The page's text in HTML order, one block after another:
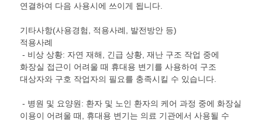
연결하여 다음 사용시에 쓰이게 됩니다.
기타사항(사용경험, 적용사례, 발전방안 등)
적용사례
- 비상 상황: 자연 재해, 긴급 상황, 재난 구조 작업 중에
화장실 접근이 어려울 때 휴대용 변기를 사용하여 구조
대상자와 구호 작업자의 필요를 충족시킬 수 있습니다.
- 병원 및 요양원: 환자 및 노인 환자의 케어 과정 중에 화장실
이용이 어려울 때, 휴대용 변기는 의료 기관에서 사용될 수